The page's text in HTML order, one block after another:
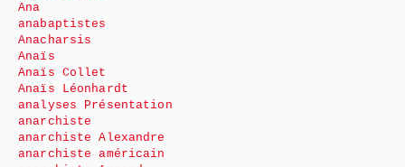
Ana
anabaptistes
Anacharsis
Anaïs
Anaïs Collet
Anaïs Léonhardt
analyses Présentation
anarchiste
anarchiste Alexandre
anarchiste américain